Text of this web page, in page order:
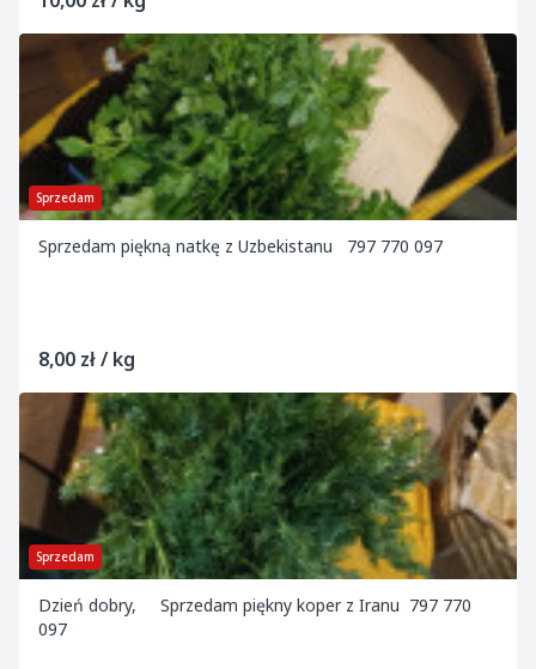
Sprzedam
Sprzedam piękną natkę z Uzbekistanu 797 770 097
8,00 zł / kg
Sprzedam
Dzień dobry, Sprzedam piękny koper z Iranu 797 770
097